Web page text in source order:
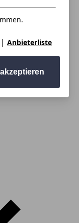
| Anbieterliste